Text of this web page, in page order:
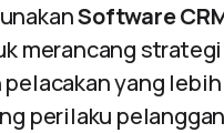
Software
merancang
yang
perilaku